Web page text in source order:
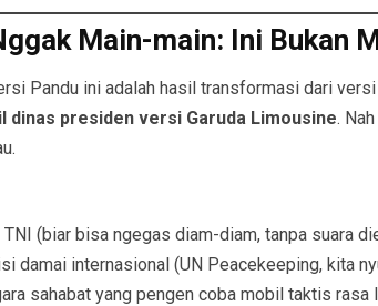
Main-main: Ini Bukan
Pandu ini adalah hasil transformasi dari
dinas presiden versi Garuda Limousine.
(biar bisa ngegas diam-diam, tanpa suara
damai internasional (UN Peacekeeping, kita
sahabat yang pengen coba mobil taktis rasa